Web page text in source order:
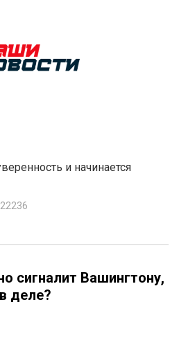
и начинается
22236
сигналит Вашингтону,
деле?